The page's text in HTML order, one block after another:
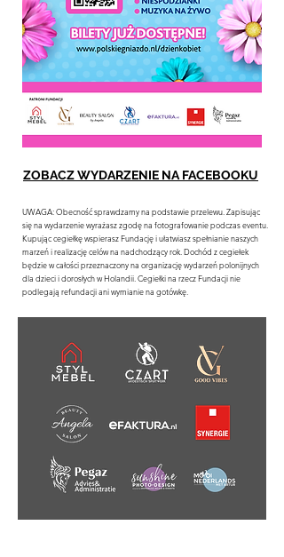
ZOBACZ WYDARZENIE NA FACEBOOKU
UWAGA: Obecność sprawdzamy na podstawie przelewu. Zapisując
się na wydarzenie wyrażasz zgodę na fotografowanie podczas eventu.
Kupując cegiełkę wspierasz Fundację i ułatwiasz spełnianie naszych
marzeń i realizację celów na nadchodzący rok. Dochód z cegiełek
będzie w całości przeznaczony na organizację wydarzeń polonijnych
dla dzieci i dorosłych w Holandii. Cegiełki na rzecz Fundacji nie
podlegają refundacji ani wymianie na gotówkę.